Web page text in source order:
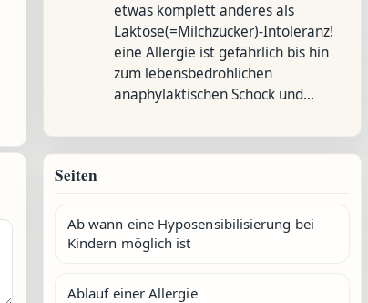
etwas komplett anderes als
Laktose(=Milchzucker)-Intoleranz!
eine Allergie ist gefährlich bis hin
zum lebensbedrohlichen
anaphylaktischen Schock und…
Seiten
Ab wann eine Hyposensibilisierung bei
Kindern möglich ist
Ablauf einer Allergie